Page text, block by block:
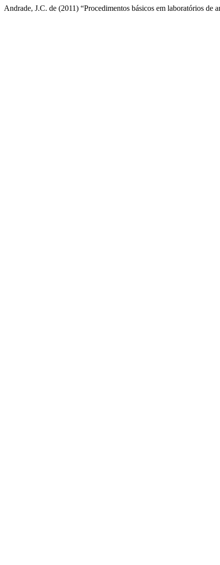
Andrade, J.C. de (2011) “Procedimentos básicos em laboratórios de